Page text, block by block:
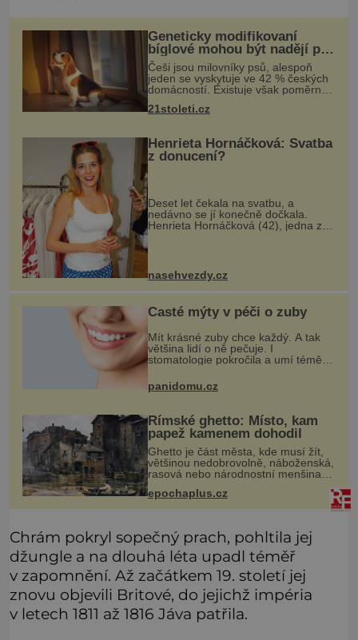
Geneticky modifikovaní
bíglové mohou být nadějí pro
alergiky
Češi jsou milovníky psů, alespoň
jeden se vyskytuje ve 42 % českých
domácností. Existuje však poměrně
pořídili, ale nemohou, protože jsou
21stoleti.cz
Henrieta Hornáčková: Svatba
z donucení?
Deset let čekala na svatbu, a
nedávno se jí konečně dočkala.
Henrieta Hornáčková (42), jedna z
hvězd seriálu Ulice, je vdanou paní.
Její slavný den má podle mnohých
nasehvezdy.cz
Časté mýty v péči o zuby
Mít krásné zuby chce každý. A tak
většina lidí o ně pečuje. I
stomatologie pokročila a umí téměř
které se tradují, nedaří vyvrátit.
Které? Večer místo čištění s
panidomu.cz
Římské ghetto: Místo, kam
papež kamenem dohodil
Ghetto je část města, kde musí žít,
většinou nedobrovolně, náboženská,
rasová nebo národnostní menšina
obyvatel. Bohaté historické
zkušenosti mají s takovým životem
Židé. Už od středověku jsou totiž
epochaplus.cz
Chrám pokryl sopečný prach, pohltila jej
džungle a na dlouhá léta upadl téměř
v zapomnění. Až začátkem 19. století jej
znovu objevili Britové, do jejichž impéria
v letech 1811 až 1816 Jáva patřila.